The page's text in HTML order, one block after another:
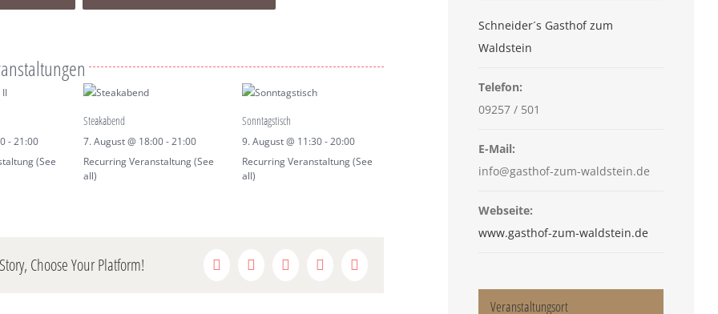
-21:00
(See
Steakabend
7. August @ 18:00-21:00
Recurring Veranstaltung(See
all)
Sonntagstisch
9. August @ 11:30-20:00
Recurring Veranstaltung(See
all)
Choose Your Platform! FacebookTwitterRedditLinkedInPinterest
Schneider´s Gasthof zum
Waldstein
Telefon:
09257 / 501
E-Mail:
info@gasthof-zum-waldstein.de
Webseite:
www.gasthof-zum-waldstein.de
Veranstaltungsort